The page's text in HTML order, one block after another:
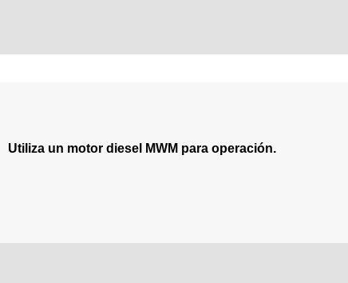
Utiliza un motor diesel MWM para operación.